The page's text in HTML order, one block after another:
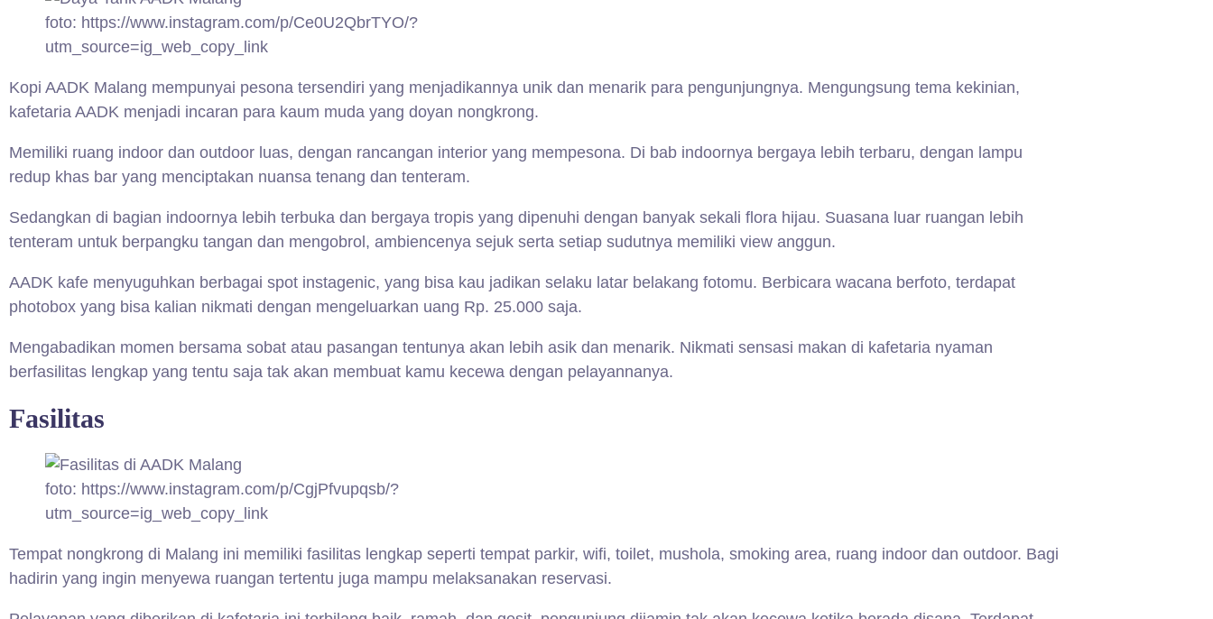
foto: https://www.instagram.com/p/Ce0U2QbrTYO/?
utm_source=ig_web_copy_link
Kopi AADK Malang mempunyai pesona tersendiri yang menjadikannya unik dan menarik para pengunjungnya. Mengungsung tema kekinian,
kafetaria AADK menjadi incaran para kaum muda yang doyan nongkrong.
Memiliki ruang indoor dan outdoor luas, dengan rancangan interior yang mempesona. Di bab indoornya bergaya lebih terbaru, dengan lampu
redup khas bar yang menciptakan nuansa tenang dan tenteram.
Sedangkan di bagian indoornya lebih terbuka dan bergaya tropis yang dipenuhi dengan banyak sekali flora hijau. Suasana luar ruangan lebih
tenteram untuk berpangku tangan dan mengobrol, ambiencenya sejuk serta setiap sudutnya memiliki view anggun.
AADK kafe menyuguhkan berbagai spot instagenic, yang bisa kau jadikan selaku latar belakang fotomu. Berbicara wacana berfoto, terdapat
photobox yang bisa kalian nikmati dengan mengeluarkan uang Rp. 25.000 saja.
Mengabadikan momen bersama sobat atau pasangan tentunya akan lebih asik dan menarik. Nikmati sensasi makan di kafetaria nyaman
berfasilitas lengkap yang tentu saja tak akan membuat kamu kecewa dengan pelayannanya.
Fasilitas
foto: https://www.instagram.com/p/CgjPfvupqsb/?
utm_source=ig_web_copy_link
Tempat nongkrong di Malang ini memiliki fasilitas lengkap seperti tempat parkir, wifi, toilet, mushola, smoking area, ruang indoor dan outdoor. Bagi
hadirin yang ingin menyewa ruangan tertentu juga mampu melaksanakan reservasi.